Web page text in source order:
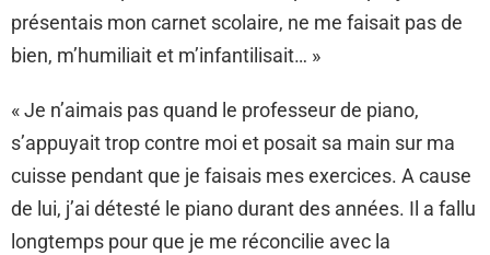
présentais mon carnet scolaire, ne me faisait pas de
bien, m’humiliait et m’infantilisait… »
« Je n’aimais pas quand le professeur de piano,
s’appuyait trop contre moi et posait sa main sur ma
cuisse pendant que je faisais mes exercices. A cause
de lui, j’ai détesté le piano durant des années. Il a fallu
longtemps pour que je me réconcilie avec la